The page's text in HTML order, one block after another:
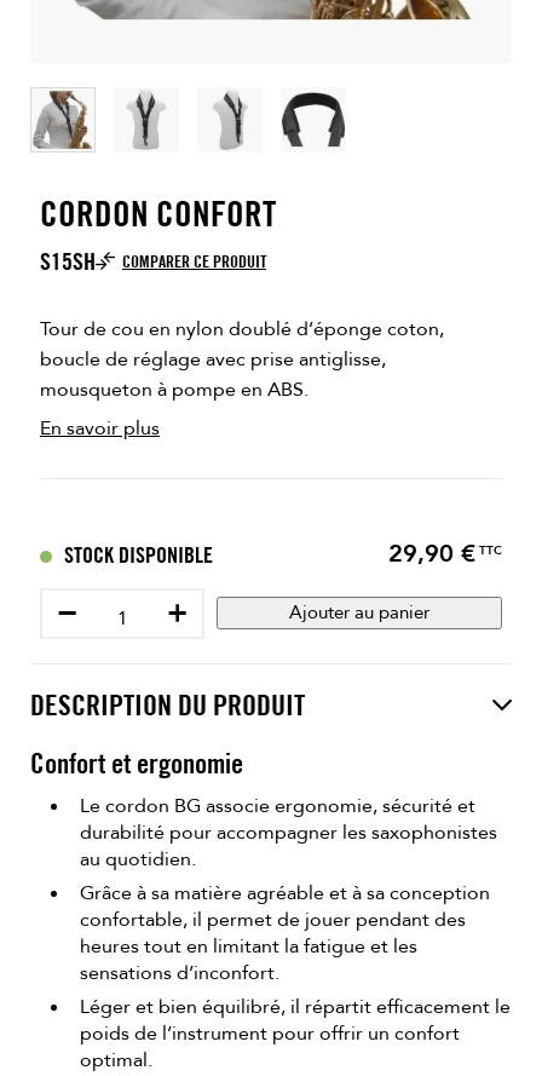
CORDON CONFORT
S15SH COMPARER CE PRODUIT
Tour de cou en nylon doublé d’éponge coton,
boucle de réglage avec prise antiglisse,
mousqueton à pompe en ABS.
En savoir plus
STOCK DISPONIBLE Prix
29,90 € TTC
− + Ajouter au panier
DESCRIPTION DU PRODUIT
Confort et ergonomie
Le cordon BG associe ergonomie, sécurité et
durabilité pour accompagner les saxophonistes
au quotidien.
Grâce à sa matière agréable et à sa conception
confortable, il permet de jouer pendant des
heures tout en limitant la fatigue et les
sensations d’inconfort.
Léger et bien équilibré, il répartit efficacement le
poids de l’instrument pour offrir un confort
optimal.